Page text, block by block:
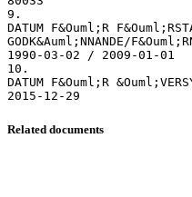
Related documents